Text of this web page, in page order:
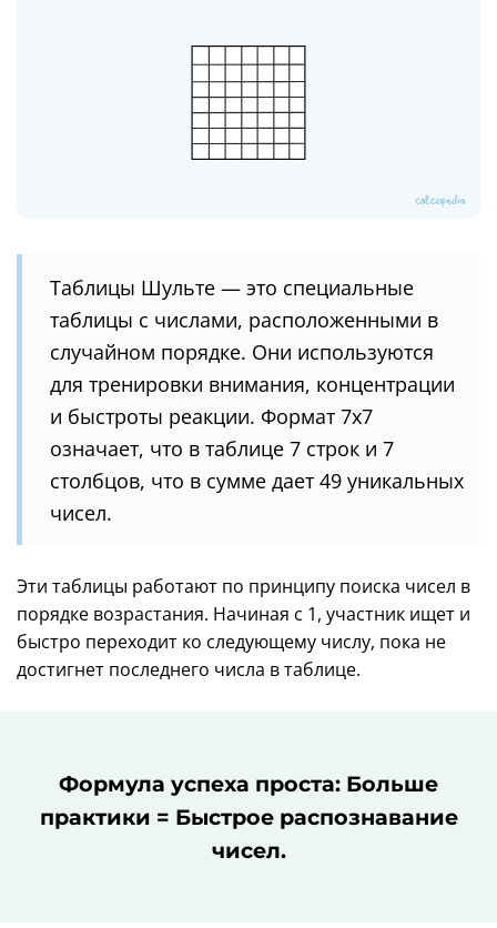
Таблицы Шульте — это специальные
таблицы с числами, расположенными в
случайном порядке. Они используются
для тренировки внимания, концентрации
и быстроты реакции. Формат 7x7
означает, что в таблице 7 строк и 7
столбцов, что в сумме дает 49 уникальных
чисел.
Эти таблицы работают по принципу поиска чисел в
порядке возрастания. Начиная с 1, участник ищет и
быстро переходит ко следующему числу, пока не
достигнет последнего числа в таблице.
Формула успеха проста: Больше
практики = Быстрое распознавание
чисел.